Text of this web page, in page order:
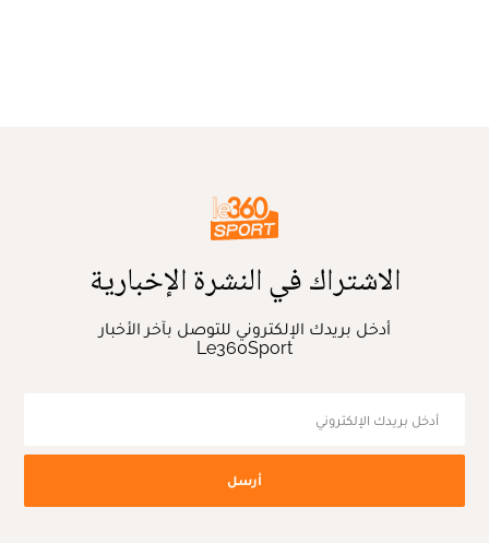
الاشتراك في النشرة الإخبارية
أدخل بريدك الإلكتروني للتوصل بآخر الأخبار
Le360Sport
أرسل